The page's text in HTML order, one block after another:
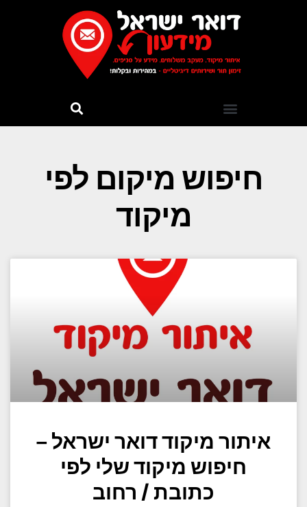
חיפוש מיקום לפי
מיקוד
איתור מיקוד דואר ישראל –
חיפוש מיקוד שלי לפי
כתובת / רחוב